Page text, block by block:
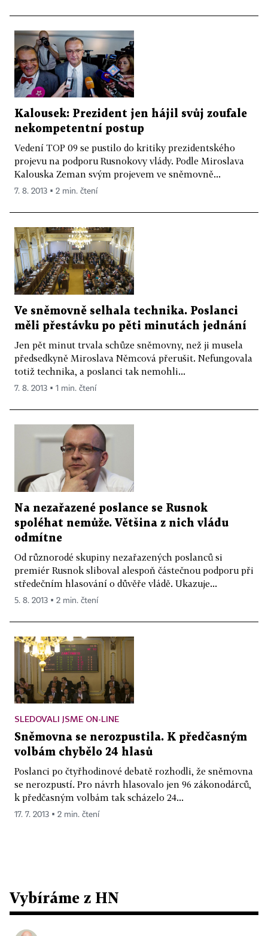
Kalousek: Prezident jen hájil svůj zoufale
nekompetentní postup
Vedení TOP 09 se pustilo do kritiky prezidentského
projevu na podporu Rusnokovy vlády. Podle Miroslava
Kalouska Zeman svým projevem ve sněmovně...
7. 8. 2013 ▪ 2 min. čtení
Ve sněmovně selhala technika. Poslanci
měli přestávku po pěti minutách jednání
Jen pět minut trvala schůze sněmovny, než ji musela
předsedkyně Miroslava Němcová přerušit. Nefungovala
totiž technika, a poslanci tak nemohli...
7. 8. 2013 ▪ 1 min. čtení
Na nezařazené poslance se Rusnok
spoléhat nemůže. Většina z nich vládu
odmítne
Od různorodé skupiny nezařazených poslanců si
premiér Rusnok sliboval alespoň částečnou podporu při
středečním hlasování o důvěře vládě. Ukazuje...
5. 8. 2013 ▪ 2 min. čtení
SLEDOVALI JSME ON-LINE
Sněmovna se nerozpustila. K předčasným
volbám chybělo 24 hlasů
Poslanci po čtyřhodinové debatě rozhodli, že sněmovna
se nerozpustí. Pro návrh hlasovalo jen 96 zákonodárců,
k předčasným volbám tak scházelo 24...
17. 7. 2013 ▪ 2 min. čtení
Vybíráme z HN